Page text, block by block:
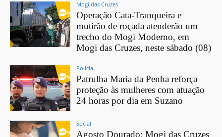
Mogi das Cruzes
Operação Cata-Tranqueira e
mutirão de roçada atenderão um
trecho do Mogi Moderno, em
Mogi das Cruzes, neste sábado (08)
Polícia
Patrulha Maria da Penha reforça
proteção às mulheres com atuação
24 horas por dia em Suzano
Social
Agosto Dourado: Mogi das Cruzes